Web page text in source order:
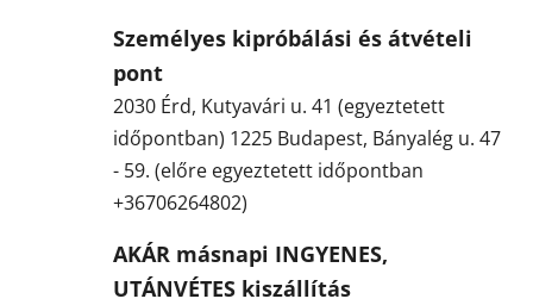
Személyes kipróbálási és átvételi
pont
2030 Érd, Kutyavári u. 41 (egyeztetett
időpontban) 1225 Budapest, Bányalég u. 47
- 59. (előre egyeztetett időpontban
+36706264802)
AKÁR másnapi INGYENES,
UTÁNVÉTES kiszállítás